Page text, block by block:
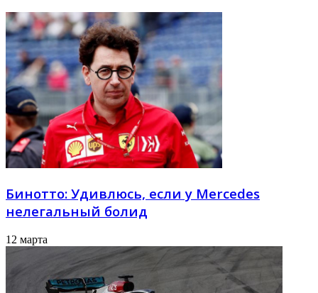
Бинотто: Удивлюсь, если у Mercedes
нелегальный болид
12 марта